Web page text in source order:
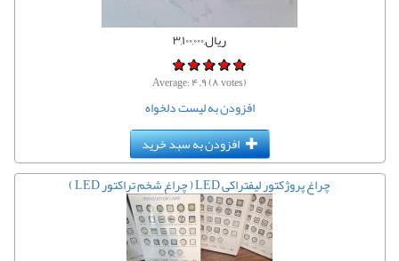
ریال,۳,۱۰۰,۰۰۰
Average:۴.۹(۸votes)
افزودن به لیست دلخواه
افزودن به سبد خرید
چراغ پروژکتور لیفتراکی LED ( چراغ شخم تراکتور LED )